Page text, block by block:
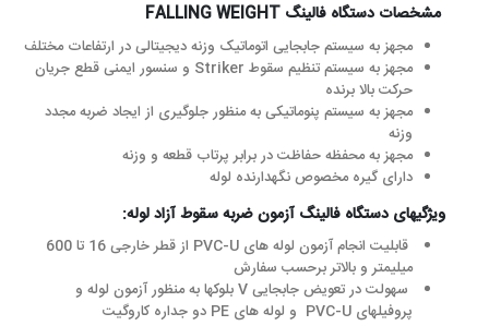
مشخصات دستگاه فالینگ FALLING WEIGHT
مجهز به سیستم جابجایی اتوماتیک وزنه دیجیتالی در ارتفاعات مختلف
مجهز به سیستم تنظیم سقوط Striker و سنسور ایمنی قطع جریان
حرکت بالا برنده
مجهز به سیستم پنوماتیکی به منظور جلوگیری از ایجاد ضربه مجدد
وزنه
مجهز به محفظه حفاظت در برابر پرتاب قطعه و وزنه
دارای گیره مخصوص نگهدارنده لوله
ویژگیهای دستگاه فالینگ آزمون ضربه سقوط آزاد لوله:
قابلیت انجام آزمون لوله های PVC-U از قطر خارجی 16 تا 600
میلیمتر و بالاتر برحسب سفارش
سهولت در تعویض جابجایی V بلوکها به منظور آزمون لوله و
پروفیلهای PVC-U و لوله های PE دو جداره کاروگیت